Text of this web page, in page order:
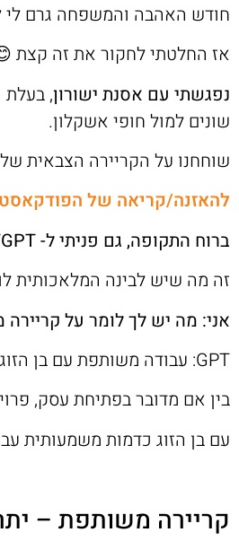
חודש האהבה והמשפחה גרם לי
אז החלטתי לחקור את זה קצת
נפגשתי עם אסנת ישורון, בעלת
שונים למול חופי אשקלון.
שוחחנו על הקריירה הצבאית
להאזנה/קריאה של
ברוח התקופה, גם פניתי ל-
זה מה שיש לבינה המלאכותית
אני: מה יש לך לומר על קריירה
GPT: עבודה משותפת עם בן הזוג היא חוויה ייחודית שמגיעה עם מערך אתגרים ותגמול משלה.
בין אם מדובר בפתיחת עסק,
עם בן הזוג כדמות משמעותית
קריירה משותפת –